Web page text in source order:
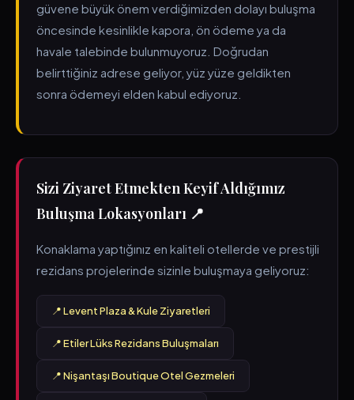
güvene büyük önem verdiğimizden dolayı buluşma
öncesinde kesinlikle kapora, ön ödeme ya da
havale talebinde bulunmuyoruz. Doğrudan
belirttiğiniz adrese geliyor, yüz yüze geldikten
sonra ödemeyi elden kabul ediyoruz.
Sizi Ziyaret Etmekten Keyif Aldığımız
Buluşma Lokasyonları 📍
Konaklama yaptığınız en kaliteli otellerde ve prestijli
rezidans projelerinde sizinle buluşmaya geliyoruz:
📍 Levent Plaza & Kule Ziyaretleri
📍 Etiler Lüks Rezidans Buluşmaları
📍 Nişantaşı Boutique Otel Gezmeleri